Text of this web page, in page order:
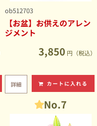
ob512703
【お盆】お供えのアレン
ジメント
3,850 円（税込）
詳細 カートに入れる
No.7